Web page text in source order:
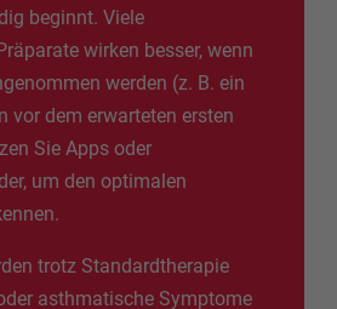
beginnt. Viele
wirken besser, wenn
werden (z. B. ein
vor dem erwarteten ersten
Sie Apps oder
um den optimalen
trotz Standardtherapie
asthmatische Symptome